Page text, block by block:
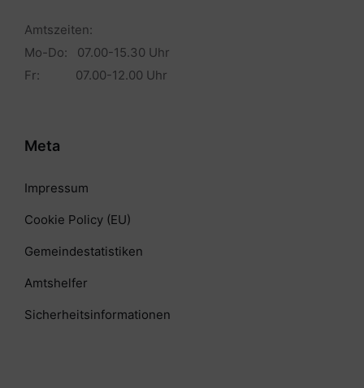
Amtszeiten:
Mo-Do: 07.00-15.30 Uhr
Fr: 07.00-12.00 Uhr
Meta
Impressum
Cookie Policy (EU)
Gemeindestatistiken
Amtshelfer
Sicherheitsinformationen